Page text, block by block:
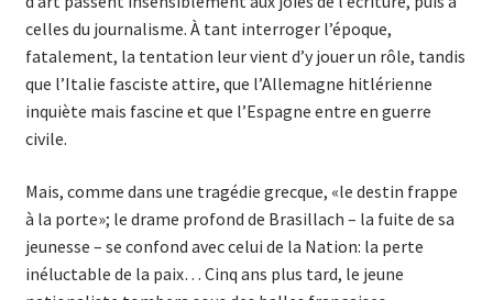
celles du journalisme. À tant interroger l’époque,
fatalement, la tentation leur vient d’y jouer un rôle, tandis
que l’Italie fasciste attire, que l’Allemagne hitlérienne
inquiète mais fascine et que l’Espagne entre en guerre
civile.
Mais, comme dans une tragédie grecque, «le destin frappe
à la porte»; le drame profond de Brasillach – la fuite de sa
jeunesse – se confond avec celui de la Nation: la perte
inéluctable de la paix… Cinq ans plus tard, le jeune